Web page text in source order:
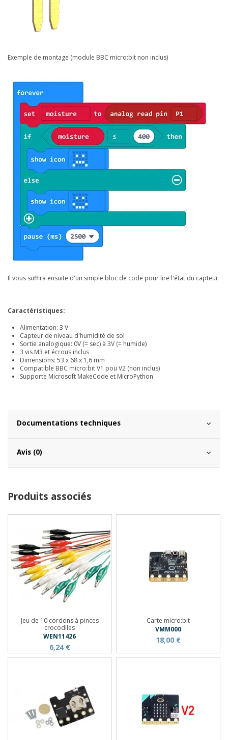
Exemple de montage (module BBC micro:bit non inclus)
Il vous suffira ensuite d'un simple bloc de code pour lire l'état du capteur
Caractéristiques:
Alimentation: 3 V
Capteur de niveau d'humidité de sol
Sortie analogique: 0V (= sec) à 3V (= humide)
3 vis M3 et écrous inclus
Dimensions: 53 x 68 x 1,6 mm
Compatible BBC micro:bit V1 pou V2 (non inclus)
Supporte Microsoft MakeCode et MicroPython
Documentations techniques
Avis (0)
Produits associés
Jeu de 10 cordons à pinces
crocodiles
WEN11426
6,24 €
Carte micro:bit
VMM000
18,00 €